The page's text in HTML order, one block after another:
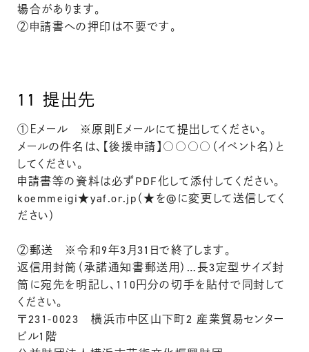
場合があります。
②申請書への押印は不要です。
11提出先
①Ｅメール ※原則Ｅメールにて提出してください。
メールの件名は、【後援申請】○○○○（イベント名）と
してください。
申請書等の資料は必ずPDF化して添付してください。
koemmeigi★yaf.or.jp（★を@に変更して送信してく
ださい）
②郵送 ※令和9年3月31日で終了します。
返信用封筒（承諾通知書郵送用）…長3定型サイズ封
筒に宛先を明記し、110円分の切手を貼付で同封して
ください。
〒231-0023 横浜市中区山下町2 産業貿易センター
ビル1階